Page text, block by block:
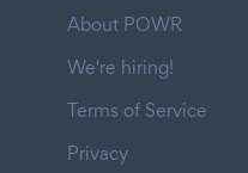
About POWR
We're hiring!
Terms of Service
Privacy